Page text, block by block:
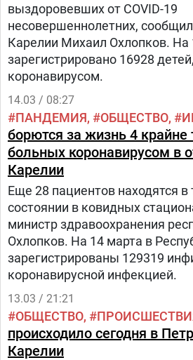
выздоровевших от COVID-19
несовершеннолетних,
Карелии Михаил Охлопков. На
зарегистрировано 16928
коронавирусом.
14.03 / 08:27
ПАНДЕМИЯ ОБЩЕСТВО
борются за жизнь 4
больных коронавирусом в
Карелии
Еще 28 пациентов находятся
состоянии в ковидных
министр здравоохранения
Охлопков. На 14 марта в
зарегистрированы 129319
коронавирусной инфекцией.
13.03 / 21:21
ОБЩЕСТВО
происходило сегодня в
Карелии